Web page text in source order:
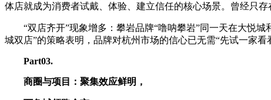
体店就成为消费者试戴、体验、建立信任的核心场景。曾经只
“双店齐开”现象增多：攀岩品牌“噜呐攀岩”同一天在大悦
城双店”的策略表明，品牌对杭州市场的信心已无需“先试一家看
Part03.
商圈与项目：聚集效应鲜明，